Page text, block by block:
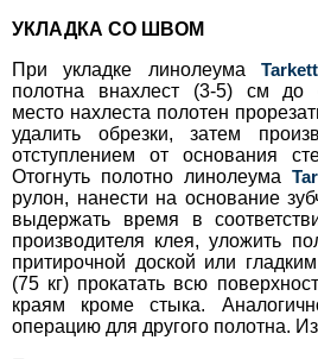
УКЛАДКА СО ШВОМ
При укладке линолеума
полотна внахлест (3-5) см до
место нахлеста полотен
удалить обрезки, затем
отступлением от основания
Отогнуть полотно линолеума
рулон, нанести на основание
выдержать время в
производителя клея, уложить
притирочной доской или
(75 кг) прокатать всю
краям кроме стыка.
операцию для другого полотна.